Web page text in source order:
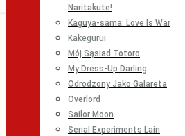
Naritakute!
Kaguya-sama: Love Is War
Kakegurui
Mój Sąsiad Totoro
My Dress-Up Darling
Odrodzony Jako Galareta
Overlord
Sailor Moon
Serial Experiments Lain